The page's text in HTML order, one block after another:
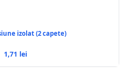
izolat (2 capete)
1,71 lei